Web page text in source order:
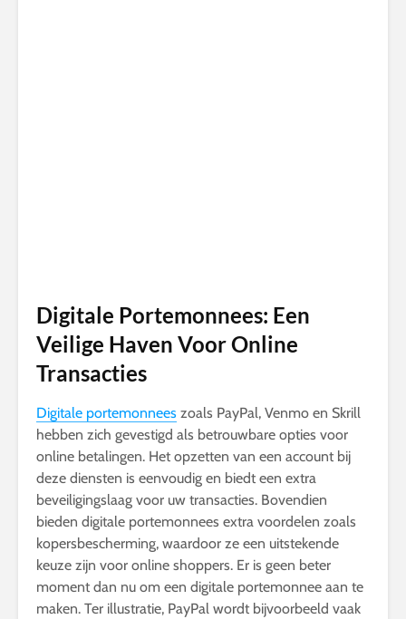
Digitale Portemonnees: Een
Veilige Haven Voor Online
Transacties
Digitale portemonnees zoals PayPal, Venmo en Skrill
hebben zich gevestigd als betrouwbare opties voor
online betalingen. Het opzetten van een account bij
deze diensten is eenvoudig en biedt een extra
beveiligingslaag voor uw transacties. Bovendien
bieden digitale portemonnees extra voordelen zoals
kopersbescherming, waardoor ze een uitstekende
keuze zijn voor online shoppers. Er is geen beter
moment dan nu om een digitale portemonnee aan te
maken. Ter illustratie, PayPal wordt bijvoorbeeld vaak